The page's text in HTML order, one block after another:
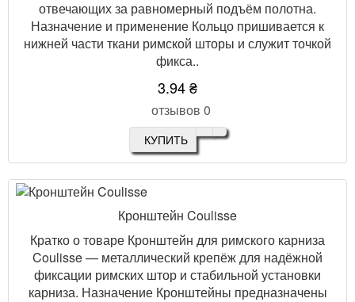
отвечающих за равномерный подъём полотна.
Назначение и применение Кольцо пришивается к
нижней части ткани римской шторы и служит точкой
фикса..
3.94 ₴
отзывов 0
КУПИТЬ
Кронштейн Coulisse
Кратко о товаре Кронштейн для римского карниза
Coulisse — металлический крепёж для надёжной
фиксации римских штор и стабильной установки
карниза. Назначение Кронштейны предназначены